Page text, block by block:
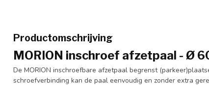
Productomschrijving
MORION inschroef afzetpaal - Ø
De MORION inschroefbare afzetpaal begrenst
schroefverbinding kan de paal eenvoudig en zonder extra